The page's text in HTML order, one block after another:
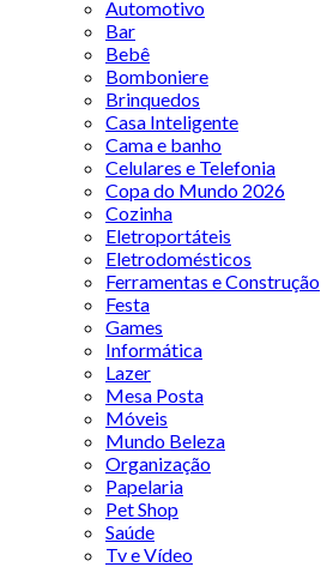
Automotivo
Bar
Bebê
Bomboniere
Brinquedos
Casa Inteligente
Cama e banho
Celulares e Telefonia
Copa do Mundo 2026
Cozinha
Eletroportáteis
Eletrodomésticos
Ferramentas e Construção
Festa
Games
Informática
Lazer
Mesa Posta
Móveis
Mundo Beleza
Organização
Papelaria
Pet Shop
Saúde
Tv e Vídeo